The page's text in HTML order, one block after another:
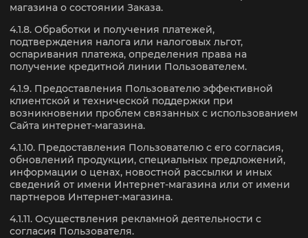
магазина о состоянии Заказа.
4.1.8. Обработки и получения платежей,
подтверждения налога или налоговых льгот,
оспаривания платежа, определения права на
получение кредитной линии Пользователем.
4.1.9. Предоставления Пользователю эффективной
клиентской и технической поддержки при
возникновении проблем связанных с использованием
Сайта интернет-магазина.
4.1.10. Предоставления Пользователю с его согласия,
обновлений продукции, специальных предложений,
информации о ценах, новостной рассылки и иных
сведений от имени Интернет-магазина или от имени
партнеров Интернет-магазина.
4.1.11. Осуществления рекламной деятельности с
согласия Пользователя.